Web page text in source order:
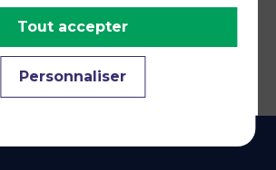
Personnaliser
Tout accepter